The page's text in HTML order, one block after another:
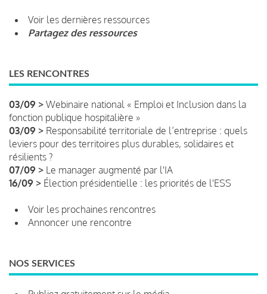
Voir les dernières ressources
Partagez des ressources
LES RENCONTRES
03/09 > Webinaire national « Emploi et Inclusion dans la
fonction publique hospitalière »
03/09 > Responsabilité territoriale de l’entreprise : quels
leviers pour des territoires plus durables, solidaires et
résilients ?
07/09 > Le manager augmenté par l'IA
16/09 > Élection présidentielle : les priorités de l'ESS
Voir les prochaines rencontres
Annoncer une rencontre
NOS SERVICES